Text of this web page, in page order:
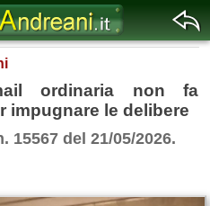
ordinaria non fa
impugnare le delibere
15567 del 21/05/2026.